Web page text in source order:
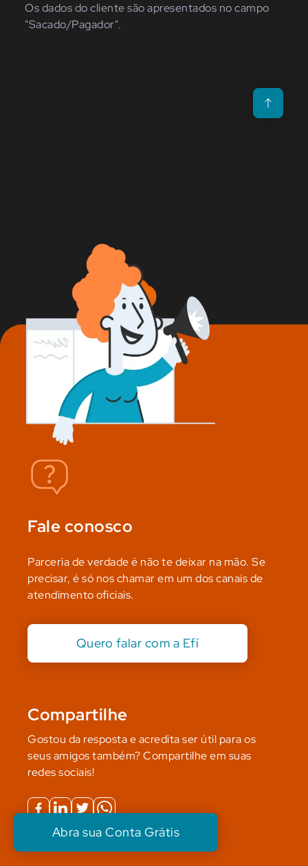
Os dados do cliente são apresentados no campo
"Sacado/Pagador".
Voltar para o
Fale conosco
Parceria de verdade é não te deixar na mão. Se
precisar, é só nos chamar em um dos canais de
atendimento oficiais.
Quero falar com a Efí
Compartilhe
Gostou da resposta e acredita ser útil para os
seus amigos também? Compartilhe em suas
redes sociais!
Abra sua Conta Grátis